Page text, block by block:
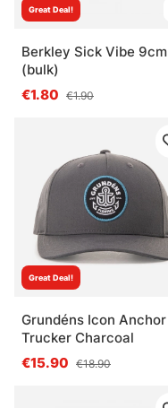
Great Deal!
Berkley Sick Vibe 9cm
(bulk)
€1.80 €1.90
Great Deal!
Grundéns Icon Anchor
Trucker Charcoal
€15.90 €18.90